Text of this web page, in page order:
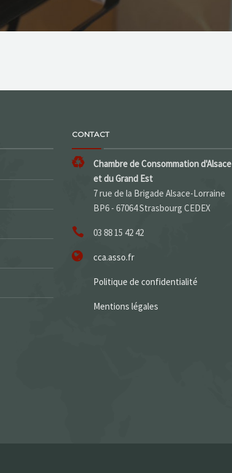
CONTACT
Chambre de Consommation d'Alsace
et du Grand Est
7 rue de la Brigade Alsace-Lorraine
BP6 - 67064 Strasbourg CEDEX
03 88 15 42 42
cca.asso.fr
Politique de confidentialité
Mentions légales